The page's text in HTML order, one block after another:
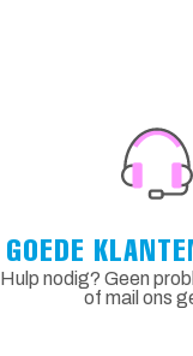
GOEDE
Hulp nodig? Geen
of mail ons